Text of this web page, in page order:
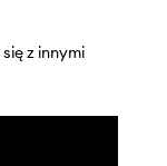
z innymi